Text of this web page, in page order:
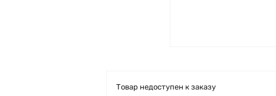
Товар недоступен к заказу